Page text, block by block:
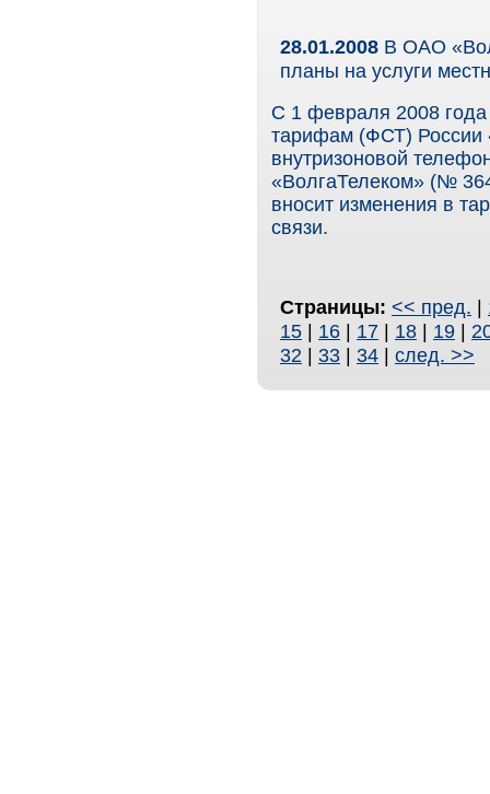
28.01.2008 В ОАО
планы на услуги
С 1 февраля 2008
тарифам (ФСТ) России
внутризоновой
«ВолгаТелеком» (№
вносит изменения в
связи.
Страницы: << пред. |
15 | 16 | 17 | 18 | 19 |
32 | 33 | 34 | след. >>